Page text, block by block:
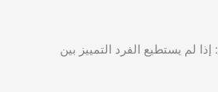
لم يستطيع الفرد التمييز بين